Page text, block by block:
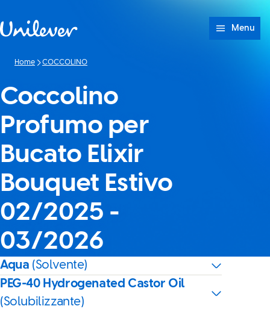
Menu
Home COCCOLINO
Coccolino
Profumo per
Bucato Elixir
Bouquet Estivo
02/2025 -
03/2026
Aqua (Solvente)
PEG-40 Hydrogenated Castor Oil
(Solubilizzante)